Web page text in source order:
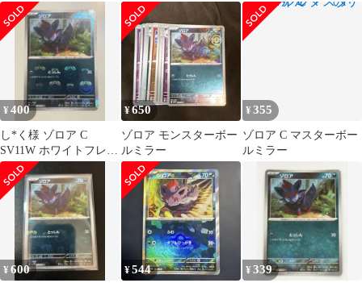
ボールミラー他2枚セッ
ト
仕様
ラー ポケモンカード
¥400
し*く様 ゾロア C
SV11W ホワイトフレア
058/086
¥650
ゾロア モンスターボー
ルミラー
¥355
ゾロア C マスターボー
ルミラー
¥600 ¥544 ¥339